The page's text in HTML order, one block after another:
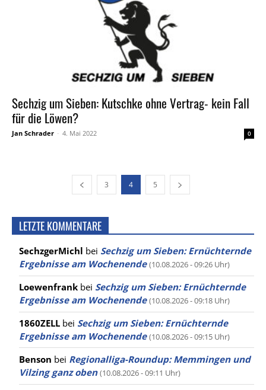
Sechzig um Sieben: Kutschke ohne Vertrag- kein Fall
für die Löwen?
Jan Schrader - 4. Mai 2022 0
3 4 5
LETZTE KOMMENTARE
SechzgerMichl bei Sechzig um Sieben: Ernüchternde
Ergebnisse am Wochenende (10.08.2026 - 09:26 Uhr)
Loewenfrank bei Sechzig um Sieben: Ernüchternde
Ergebnisse am Wochenende (10.08.2026 - 09:18 Uhr)
1860ZELL bei Sechzig um Sieben: Ernüchternde
Ergebnisse am Wochenende (10.08.2026 - 09:15 Uhr)
Benson bei Regionalliga-Roundup: Memmingen und
Vilzing ganz oben (10.08.2026 - 09:11 Uhr)